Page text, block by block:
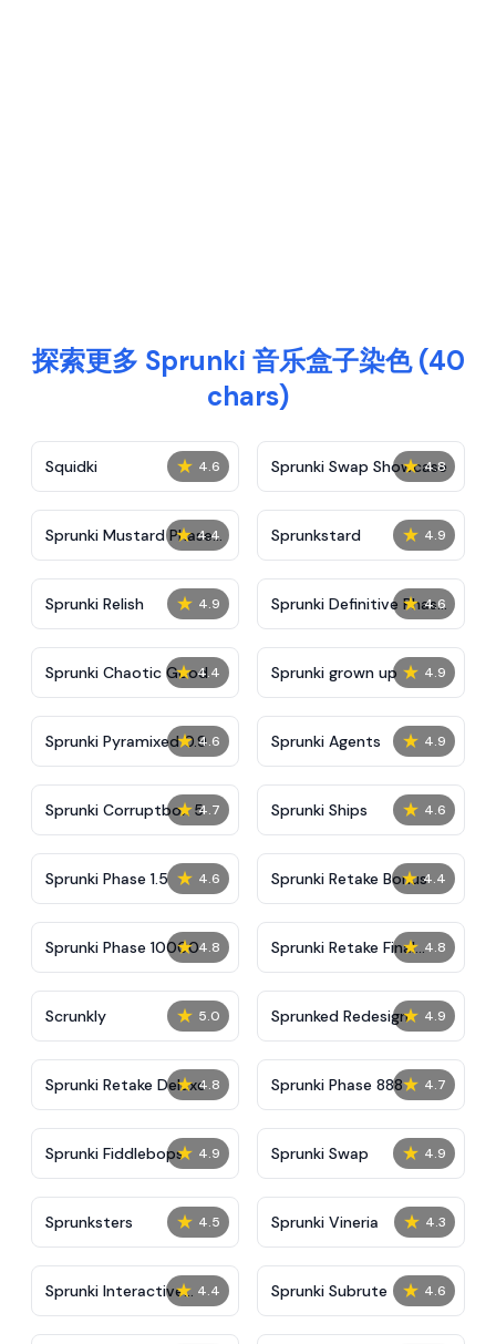
探索更多 Sprunki 音乐盒子染色 (40
chars)
★ 4.6
Squidki ★ 4.8
Sprunki Swap Showcase
★ 4.4
Sprunki Mustard Phase
2
★ 4.9
Sprunkstard
★ 4.9
Sprunki Relish ★ 4.6
Sprunki Definitive Phase
7
★ 4.4
Sprunki Chaotic Good ★ 4.9
Sprunki grown up
★ 4.6
Sprunki Pyramixed 0.9 ★ 4.9
Sprunki Agents
★ 4.7
Sprunki Corruptbox 5 ★ 4.6
Sprunki Ships
★ 4.6
Sprunki Phase 1.5 ★ 4.4
Sprunki Retake Bonus
★ 4.8
Sprunki Phase 10000 ★ 4.8
Sprunki Retake Final
Update
★ 5.0
Scrunkly ★ 4.9
Sprunked Redesign
★ 4.8
Sprunki Retake Deluxe ★ 4.7
Sprunki Phase 888
★ 4.9
Sprunki Fiddlebops ★ 4.9
Sprunki Swap
★ 4.5
Sprunksters ★ 4.3
Sprunki Vineria
★ 4.4
Sprunki Interactive
Tunner
★ 4.6
Sprunki Subrute